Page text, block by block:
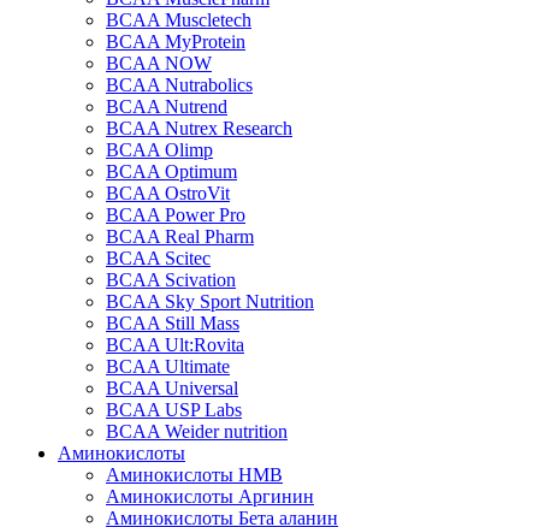
BCAA Muscletech
BCAA MyProtein
BCAA NOW
BCAA Nutrabolics
BCAA Nutrend
BCAA Nutrex Research
BCAA Olimp
BCAA Optimum
BCAA OstroVit
BCAA Power Pro
BCAA Real Pharm
BCAA Scitec
BCAA Scivation
BCAA Sky Sport Nutrition
BCAA Still Mass
BCAA Ult:Rovita
BCAA Ultimate
BCAA Universal
BCAA USP Labs
BCAA Weider nutrition
Аминокислоты
Аминокислоты HMB
Аминокислоты Аргинин
Аминокислоты Бета аланин